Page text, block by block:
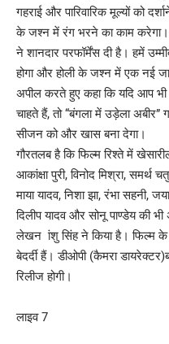
गहराई और पारिवारिक मूल्यों को
के जश्न में रंग भरने का काम करेगा।
ने शानदार परफॉर्मेंस दी है। हमें
होगा और होली के जश्न में एक नई
अपील करते हुए कहा कि यदि आप
चाहते हैं, तो “बंगला में उड़ेला अबीर”
सीजन को और खास बना देगा।
गौरतलब है कि फिल्म रिश्ते में
आकांक्षा पुरी, विनोद मिश्रा, समर्थ
माया यादव, निशा झा, रंभा सहनी,
दिलीप यादव और सोनू पाण्डेय की
लेखन ांशु सिंह ने किया है। फिल्म के
बेदर्दी हैं। डीओपी (कैमरा
रिलीज होगी।
लाइव 7